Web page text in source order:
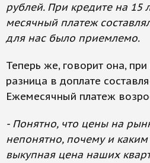
рублей. При кредите на 15
месячный платеж
для нас было приемлемо.
Теперь же, говорит она,
разница в доплате
Ежемесячный платеж
- Понятно, что цены на
непонятно, почему и
выкупная цена наших